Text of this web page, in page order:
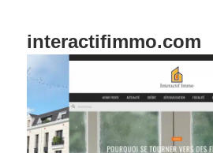
interactifimmo.com